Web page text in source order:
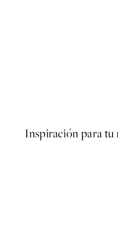
Inspiración para tu